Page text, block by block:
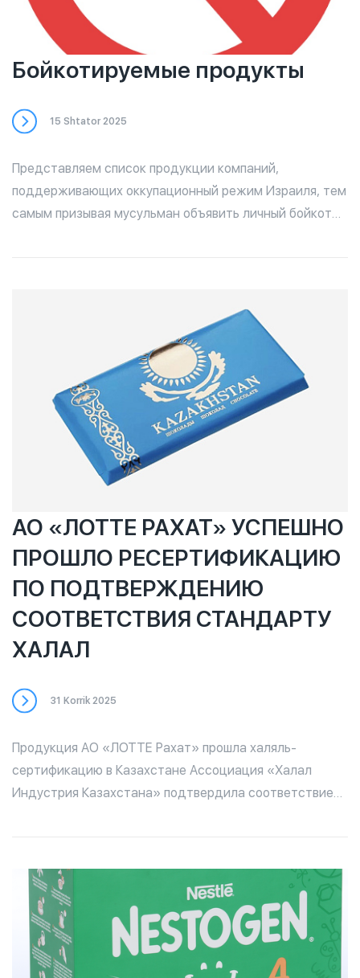
Бойкотируемые продукты
15 Shtator 2025
Представляем список продукции компаний,
поддерживающих оккупационный режим Израиля, тем
самым призывая мусульман объявить личный бойкот
Доказательства причастности компаний
опубликованы на сайте Boycott.thewitness.news, внизу
описания каждой компании (кнопка «Proof»). Список не
полный, и дополняется по мере поступления
информации с доказательной базой.
АО «ЛОТТЕ РАХАТ» УСПЕШНО
ПРОШЛО РЕСЕРТИФИКАЦИЮ
ПО ПОДТВЕРЖДЕНИЮ
СООТВЕТСТВИЯ СТАНДАРТУ
ХАЛАЛ
31 Korrik 2025
Продукция АО «ЛОТТЕ Рахат» прошла халяль-
сертификацию в Казахстане Ассоциация «Халал
Индустрия Казахстана» подтвердила соответствие
карамель, 🍪 печенье, 🍯 ирис, 🧇 вафли, 🍡 драже, а
также полуфабрикаты шоколадного производства.
Эксперты Ассоциации провели тщательную
инспекцию всех этапов производства, включая
Шымкентскую производственную площадку, и